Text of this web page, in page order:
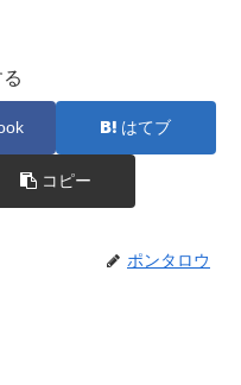
はてブ
コピー
ポンタロウ